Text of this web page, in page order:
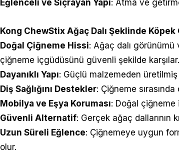
Eğlenceli ve Sıçrayan Yapı: Atma ve
Kong ChewStix Ağaç Dalı Şeklinde Köpek
Doğal Çiğneme Hissi: Ağaç dalı
çiğneme içgüdüsünü güvenli şekilde karşılar.
Dayanıklı Yapı: Güçlü malzemeden
Diş Sağlığını Destekler: Çiğneme
Mobilya ve Eşya Koruması: Doğal çiğneme
Güvenli Alternatif: Gerçek ağaç dallarının
Uzun Süreli Eğlence: Çiğnemeye uygun
olur.